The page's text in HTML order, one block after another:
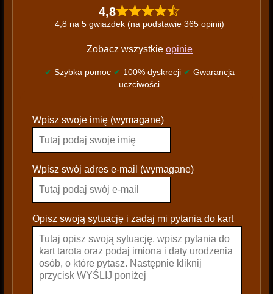
4,8
4,8 na 5 gwiazdek (na podstawie 365 opinii)
Zobacz wszystkie opinie
✔ Szybka pomoc ✔ 100% dyskrecji ✔ Gwarancja
uczciwości
l
a
s
e
a
Wpisz swoje imię (wymagane)
Wpisz swój adres e-mail (wymagane)
Opisz swoją sytuację i zadaj mi pytania do kart